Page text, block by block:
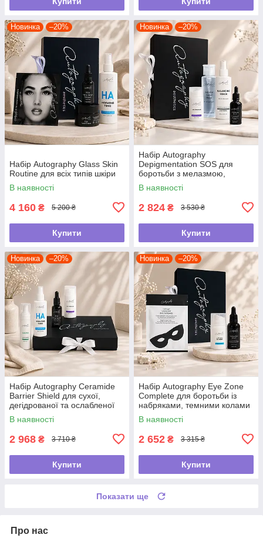
Новинка –20%
Набір Autography Glass Skin
Routine для всіх типів шкіри
В наявності
4 160 ₴ 5 200 ₴
Купити
Новинка –20%
Набір Autography
Depigmentation SOS для
боротьби з мелазмою,
постакне, нерівним тоном
В наявності
2 824 ₴ 3 530 ₴
Купити
Новинка –20%
Набір Autography Ceramide
Barrier Shield для сухої,
дегідрованої та ослабленої
шкіри
В наявності
2 968 ₴ 3 710 ₴
Купити
Новинка –20%
Набір Autography Eye Zone
Complete для боротьби із
набряками, темними колами
та зморшками навколо очей
В наявності
2 652 ₴ 3 315 ₴
Купити
Показати ще
Про нас